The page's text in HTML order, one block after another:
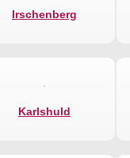
Irschenberg
Karlshuld